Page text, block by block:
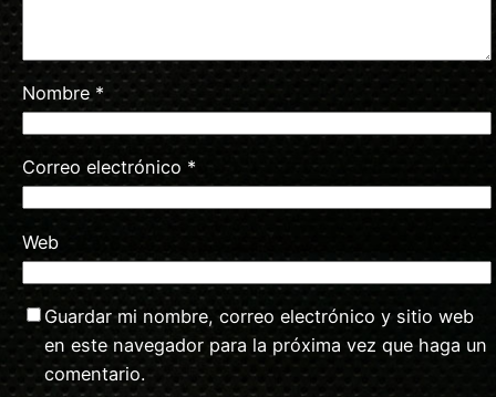
Nombre *
Correo electrónico *
Web
Guardar mi nombre, correo electrónico y sitio web
en este navegador para la próxima vez que haga un
comentario.